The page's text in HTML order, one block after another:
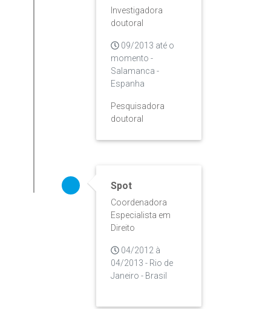
Investigadora
doutoral
09/2013 até o
momento -
Salamanca -
Espanha
Pesquisadora
doutoral
Spot
Coordenadora
Especialista em
Direito
04/2012 à
04/2013 - Rio de
Janeiro - Brasil